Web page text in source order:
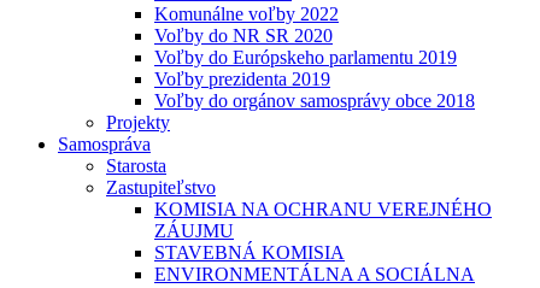
Komunálne voľby 2022
Voľby do NR SR 2020
Voľby do Európskeho parlamentu 2019
Voľby prezidenta 2019
Voľby do orgánov samosprávy obce 2018
Projekty
Samospráva
Starosta
Zastupiteľstvo
KOMISIA NA OCHRANU VEREJNÉHO
ZÁUJMU
STAVEBNÁ KOMISIA
ENVIRONMENTÁLNA A SOCIÁLNA